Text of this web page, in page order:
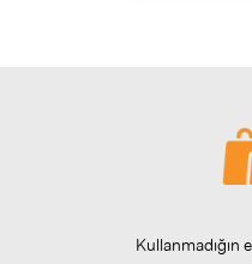
Kullanmadığın